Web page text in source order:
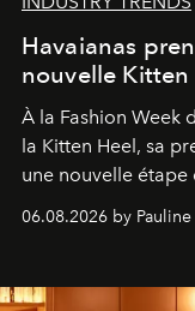
Havaianas
nouvelle Kitten
À la Fashion Week
la Kitten Heel, sa
une nouvelle
06.08.2026 by